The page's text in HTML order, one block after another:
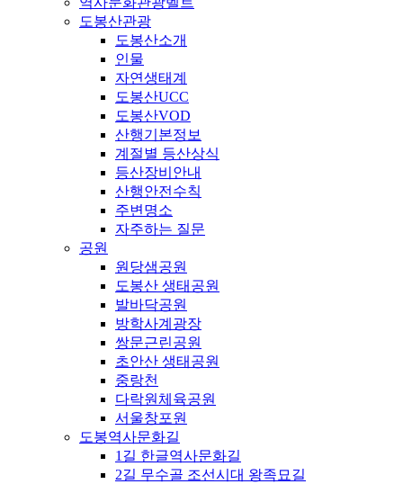
도봉산관광
도봉산소개
인물
자연생태계
도봉산UCC
도봉산VOD
산행기본정보
계절별 등산상식
등산장비안내
산행안전수칙
주변명소
자주하는 질문
공원
원당샘공원
도봉산 생태공원
발바닥공원
방학사계광장
쌍문근린공원
초안산 생태공원
중랑천
다락원체육공원
서울창포원
도봉역사문화길
1길 한글역사문화길
2길 무수골 조선시대 왕족묘길